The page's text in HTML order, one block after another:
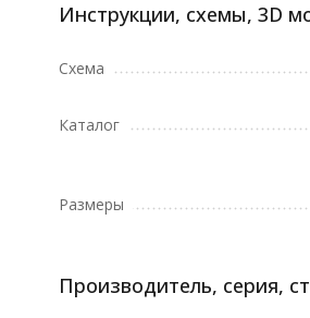
Инструкции, схемы, 3D
Схема
Каталог
Размеры
Производитель, серия,